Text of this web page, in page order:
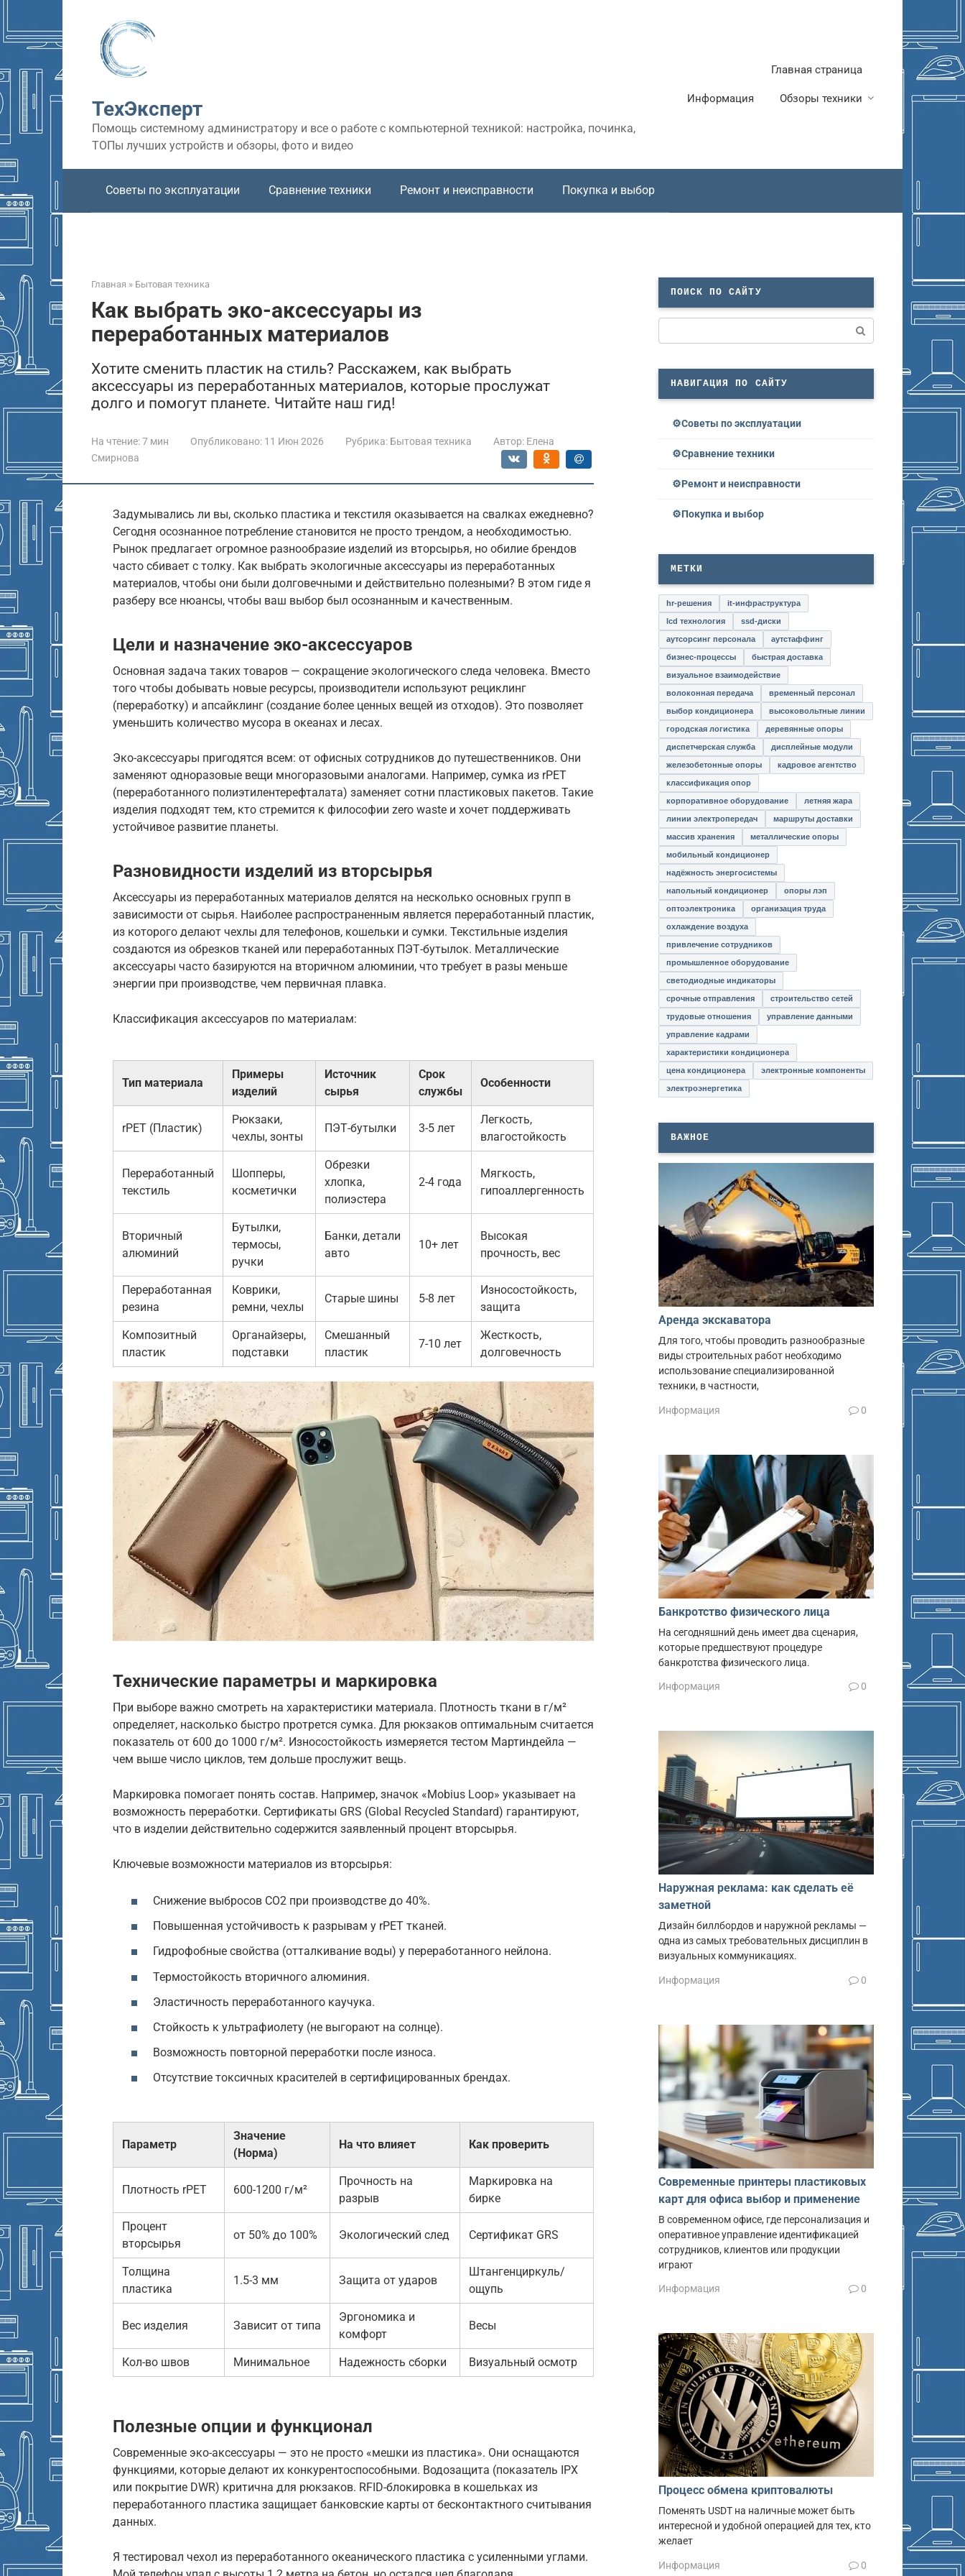
контенту
ТехЭксперт
Помощь системному администратору и все о работе с компьютерной техникой: настройка, починка,
ТОПы лучших устройств и обзоры, фото и видео
Главная страница
Информация Обзоры техники
Советы по эксплуатации Сравнение техники Ремонт и неисправности Покупка и выбор
Главная » Бытовая техника
Как выбрать эко-аксессуары из
переработанных материалов
Хотите сменить пластик на стиль? Расскажем, как выбрать
аксессуары из переработанных материалов, которые прослужат
долго и помогут планете. Читайте наш гид!
На чтение:7 мин Опубликовано: 11 Июн 2026 Рубрика: Бытовая техника Автор: Елена
Смирнова
Задумывались ли вы, сколько пластика и текстиля оказывается на свалках ежедневно?
Сегодня осознанное потребление становится не просто трендом, а необходимостью.
Рынок предлагает огромное разнообразие изделий из вторсырья, но обилие брендов
часто сбивает с толку. Как выбрать экологичные аксессуары из переработанных
материалов, чтобы они были долговечными и действительно полезными? В этом гиде я
разберу все нюансы, чтобы ваш выбор был осознанным и качественным.
Цели и назначение эко-аксессуаров
Основная задача таких товаров — сокращение экологического следа человека. Вместо
того чтобы добывать новые ресурсы, производители используют рециклинг
(переработку) и апсайклинг (создание более ценных вещей из отходов). Это позволяет
уменьшить количество мусора в океанах и лесах.
Эко-аксессуары пригодятся всем: от офисных сотрудников до путешественников. Они
заменяют одноразовые вещи многоразовыми аналогами. Например, сумка из rPET
(переработанного полиэтилентерефталата) заменяет сотни пластиковых пакетов. Такие
изделия подходят тем, кто стремится к философии zero waste и хочет поддерживать
устойчивое развитие планеты.
Разновидности изделий из вторсырья
Аксессуары из переработанных материалов делятся на несколько основных групп в
зависимости от сырья. Наиболее распространенным является переработанный пластик,
из которого делают чехлы для телефонов, кошельки и сумки. Текстильные изделия
создаются из обрезков тканей или переработанных ПЭТ-бутылок. Металлические
аксессуары часто базируются на вторичном алюминии, что требует в разы меньше
энергии при производстве, чем первичная плавка.
Классификация аксессуаров по материалам:
Тип материала
Примеры
изделий
Источник
сырья
Срок
службы
Особенности
rPET (Пластик)
Рюкзаки,
чехлы, зонты
ПЭТ-бутылки 3-5 лет
Легкость,
влагостойкость
Переработанный
текстиль
Шопперы,
косметички
Обрезки
хлопка,
полиэстера
2-4 года
Мягкость,
гипоаллергенность
Вторичный
алюминий
Бутылки,
термосы,
ручки
Банки, детали
авто
10+ лет
Высокая
прочность, вес
Переработанная
резина
Коврики,
ремни, чехлы
Старые шины 5-8 лет
Износостойкость,
защита
Композитный
пластик
Органайзеры,
подставки
Смешанный
пластик
7-10 лет
Жесткость,
долговечность
Технические параметры и маркировка
При выборе важно смотреть на характеристики материала. Плотность ткани в г/м²
определяет, насколько быстро протрется сумка. Для рюкзаков оптимальным считается
показатель от 600 до 1000 г/м². Износостойкость измеряется тестом Мартиндейла —
чем выше число циклов, тем дольше прослужит вещь.
Маркировка помогает понять состав. Например, значок «Mobius Loop» указывает на
возможность переработки. Сертификаты GRS (Global Recycled Standard) гарантируют,
что в изделии действительно содержится заявленный процент вторсырья.
Ключевые возможности материалов из вторсырья:
Снижение выбросов CO2 при производстве до 40%.
Повышенная устойчивость к разрывам у rPET тканей.
Гидрофобные свойства (отталкивание воды) у переработанного нейлона.
Термостойкость вторичного алюминия.
Эластичность переработанного каучука.
Стойкость к ультрафиолету (не выгорают на солнце).
Возможность повторной переработки после износа.
Отсутствие токсичных красителей в сертифицированных брендах.
Параметр
Значение
(Норма)
На что влияет Как проверить
Плотность rPET 600-1200 г/м²
Прочность на
разрыв
Маркировка на
бирке
Процент
вторсырья
от 50% до 100% Экологический след Сертификат GRS
Толщина
пластика
1.5-3 мм Защита от ударов
Штангенциркуль/
ощупь
Вес изделия Зависит от типа
Эргономика и
комфорт
Весы
Кол-во швов Минимальное Надежность сборки Визуальный осмотр
Полезные опции и функционал
Современные эко-аксессуары — это не просто «мешки из пластика». Они оснащаются
функциями, которые делают их конкурентоспособными. Водозащита (показатель IPX
или покрытие DWR) критична для рюкзаков. RFID-блокировка в кошельках из
переработанного пластика защищает банковские карты от бесконтактного считывания
данных.
Я тестировал чехол из переработанного океанического пластика с усиленными углами.
ПОИСК ПО САЙТУ
НАВИГАЦИЯ ПО САЙТУ
Советы по эксплуатации
Сравнение техники
Ремонт и неисправности
Покупка и выбор
МЕТКИ
hr-решения it-инфраструктура
lcd технология ssd-диски
аутсорсинг персонала аутстаффинг
бизнес-процессы быстрая доставка
визуальное взаимодействие
волоконная передача временный персонал
выбор кондиционера высоковольтные линии
городская логистика деревянные опоры
диспетчерская служба дисплейные модули
железобетонные опоры кадровое агентство
классификация опор
корпоративное оборудование летняя жара
линии электропередач маршруты доставки
массив хранения металлические опоры
мобильный кондиционер
надёжность энергосистемы
напольный кондиционер опоры лэп
оптоэлектроника организация труда
охлаждение воздуха
привлечение сотрудников
промышленное оборудование
светодиодные индикаторы
срочные отправления строительство сетей
трудовые отношения управление данными
управление кадрами
характеристики кондиционера
цена кондиционера электронные компоненты
электроэнергетика
ВАЖНОЕ
Аренда экскаватора
Для того, чтобы проводить разнообразные
виды строительных работ необходимо
использование специализированной
техники, в частности,
Информация 0
Банкротство физического лица
На сегодняшний день имеет два сценария,
которые предшествуют процедуре
банкротства физического лица.
Информация 0
Наружная реклама: как сделать её
заметной
Дизайн биллбордов и наружной рекламы —
одна из самых требовательных дисциплин в
визуальных коммуникациях.
Информация 0
Современные принтеры пластиковых
карт для офиса выбор и применение
В современном офисе, где персонализация и
оперативное управление идентификацией
сотрудников, клиентов или продукции
играют
Информация 0
Процесс обмена криптовалюты
Поменять USDT на наличные может быть
интересной и удобной операцией для тех, кто
желает
Информация 0